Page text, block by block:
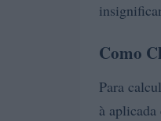
Como
Para
à